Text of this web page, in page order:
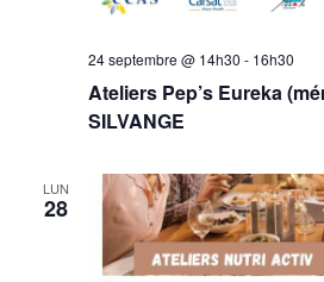
Ateliers Pep’s Eureka
SILVANGE
24 septembre @ 14h30 - 16h30
LUN
28